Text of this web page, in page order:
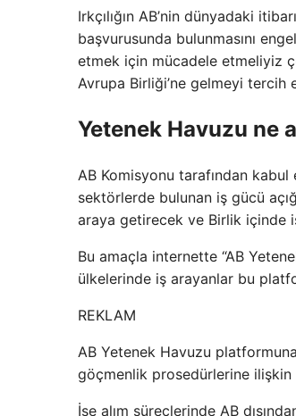
Irkçılığın AB’nin dünyadaki
başvurusunda bulunmasını
etmek için mücadele etmeliyiz
Avrupa Birliği’ne gelmeyi tercih
Yetenek Havuzu ne
AB Komisyonu tarafından
sektörlerde bulunan iş gücü
araya getirecek ve Birlik içinde
Bu amaçla internette “AB
ülkelerinde iş arayanlar bu
REKLAM
AB Yetenek Havuzu
göçmenlik prosedürlerine
İşe alım süreçlerinde AB